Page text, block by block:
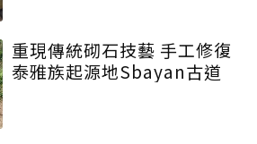
重現傳統砌石技藝 手工修復
泰雅族起源地Sbayan古道